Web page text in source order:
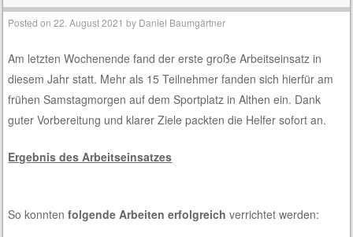
Posted on22. August 2021 by Daniel Baumgärtner
Am letzten Wochenende fand der erste große Arbeitseinsatz in
diesem Jahr statt. Mehr als 15 Teilnehmer fanden sich hierfür am
frühen Samstagmorgen auf dem Sportplatz in Althen ein. Dank
guter Vorbereitung und klarer Ziele packten die Helfer sofort an.
Ergebnis des Arbeitseinsatzes
So konntenfolgende Arbeiten erfolgreich verrichtet werden: